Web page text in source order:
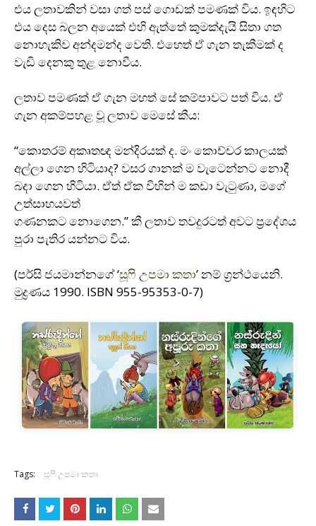
එය ලතාවකින් වසා ගත් පස් ගොඩක් පමණක් විය. ඉඳහිට
එය දෙස බලන අයෙක් එහි ඇත්තේ කුමක්දැයි සිතා ගත
නොහැකිව අන්දමන්ද වෙති. එහෙත් ඒ ගැන තැකීමක් ද
වැඩි දෙනකු තුළ නොවීය.
ලතාව පමණක් ඒ ගැන මහත් සේ කම්පාවට පත් විය. ඒ
ගැන අකම්පහළ වූ ලතාව මෙසේ කීය:
‘‘කොතරම් අකෘතඥ මන්දිරයක් ද. මං කොච්චර කාලයක්
අල්ලා ගෙන හිටියාද? වසර ගානක් ම වැටෙන්නට නොදී
බදා ගෙන හිටියා. ඒත් ඒක විහින් ම කඩා වැටුණා, මගේ
උත්සාහයවත්
ගණනකට නොගෙන.’’ කී ලතාව තවදුරටත් අවට ප‍්‍රදේශය
පුරා පැතිර යන්නට විය.
(පර්සි ජයමාන්නගේ ‘සූෆි උපමා කතා’ නම් ග‍්‍රන්ථයෙනි.
මුද්‍රණය 1990. ISBN 955-95353-0-7)
Tags: සූෆි උපමා කතා